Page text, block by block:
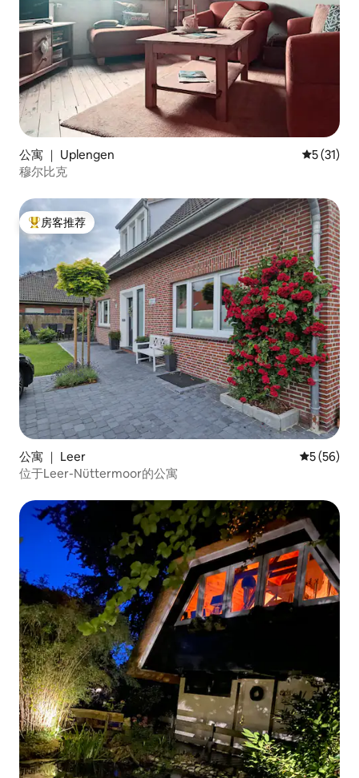
公寓 ｜ Uplengen 平均评分
5 (31)
穆尔比克
热门「房客推荐」
房客推荐
公寓 ｜ Leer 平均评分
5 (56)
位于Leer-Nüttermoor的公寓